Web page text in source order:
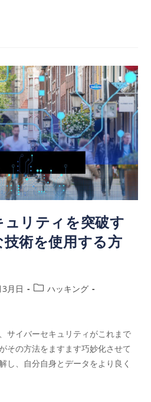
リティを突破す
術を使用する方
月日
ハッキング
サイバーセキュリティがこれまで
その方法をますます巧妙化させて
し、自分自身とデータをより良く